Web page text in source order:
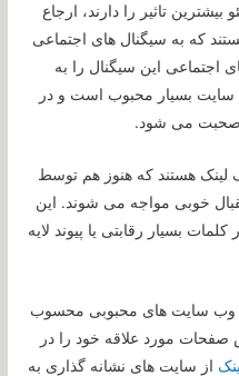
تاثیر را دارند، ارجاع
که به سیگنال های اجتماعی
این سیگنال را به
سایت بسیار محبوب است و در
صحبت می شود.
لینک هستند که هنوز هم توسط
خوبی مواجه می شوند. این
بسیار رقابتی یا پیوند لایه
وب سایت های محبوبی محسوب
صفحات مورد علاقه خود را در
از سایت های نشانه گذاری به